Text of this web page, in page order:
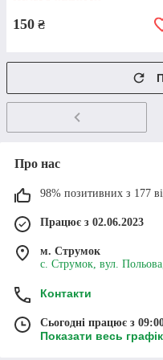
"Фаворит" - це
чисел серпня.
150 ₴
Про нас
98% позитивних з 177
Працює з 02.06.2023
м. Струмок
с. Струмок, вул.
Контакти
Сьогодні працює з
Показати весь